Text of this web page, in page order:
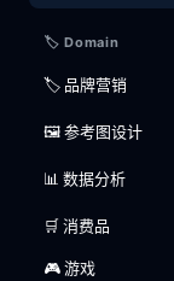
🏷️ Domain
🏷️ 品牌营销
🖼️ 参考图设计
📊 数据分析
🛒 消费品
🎮 游戏